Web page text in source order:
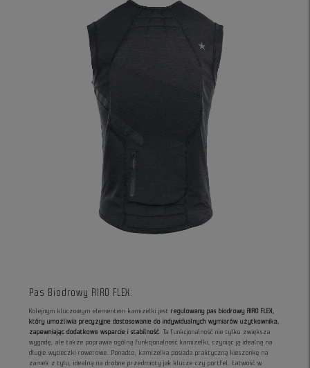
Pas Biodrowy AIRO FLEX:
Kolejnym kluczowym elementem kamizelki jestregulowany pas biodrowy AIRO FLEX,
który umożliwia precyzyjne dostosowanie do indywidualnych wymiarów użytkownika,
zapewniając dodatkowe wsparcie i stabilność. Ta funkcjonalność nie tylko zwiększa
wygodę, ale także poprawia ogólną funkcjonalność kamizelki, czyniąc ją idealną na
długie wycieczki rowerowe. Ponadto, kamizelka posiada praktyczną kieszonkę na
zamek z tyłu, idealną na drobne przedmioty jak klucze czy portfel. Łatwość w